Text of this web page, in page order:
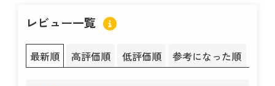
レビュー一覧
最新順 高評価順 低評価順 参考になった順